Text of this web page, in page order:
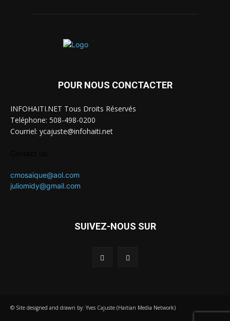
POUR NOUS CONCTACTER
INFOHAITI.NET Tous Droits Réservés
Teléphone: 508-498-0200
Courriel: ycajuste@infohaiti.net
cmosaique@aol.com
juliomidy@gmail.com
SUIVEZ-NOUS SUR
© Site designed and drawn by: Yves Cajuste (Haitian Media Network)